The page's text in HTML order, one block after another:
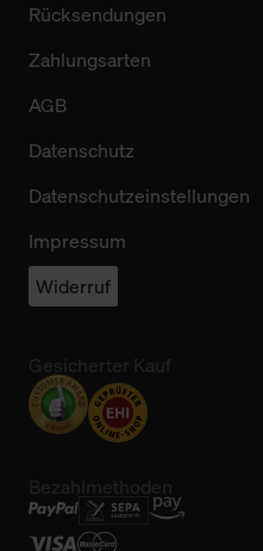
Rücksendungen
Zahlungsarten
AGB
Datenschutz
Datenschutzeinstellungen
Impressum
Widerruf